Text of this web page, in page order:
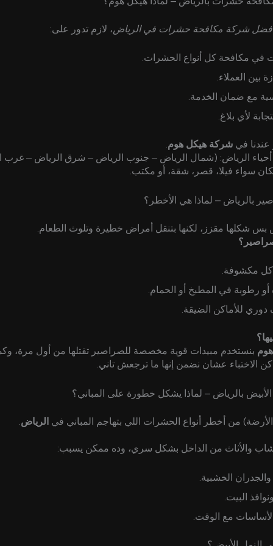
شركة مكافحة حشرات في الرياض، لازم تدور على:
في مكافحة كل أنواع الحشرات.
بين العملاء.
مع ضمان الخدمة.
لأي بلاغ.
في شركة هيكل هوم.
أحياء الرياض: (شمال الرياض – جنوب الرياض – شرق الرياض – غرب
سواء فيلا، قصر، شقة، أو مكتب.
بالرياض – لماذا هي الأخطر؟
شكلها مقزز، لكنها بتنقل أمراض خطيرة وتلوث الطعام.
أكل مكشوفة.
رطوبة في المطبخ أو الحمام.
للأماكن الضيقة.
بنستخدم مبيدات قوية مخصصة للصراصير تقتلها من أول مرة،
الاختباء عشان نضمن إنها ما ترجعش تاني.
بالرياض – لماذا يشكل خطورة على المباني؟
من أخطر أنواع الحشرات اللي بتهاجم المباني في الرياض.
والأثاث من الداخل بشكل سري، وده ممكن يسبب:
والجدران الخشبية.
البيت.
مع الوقت.